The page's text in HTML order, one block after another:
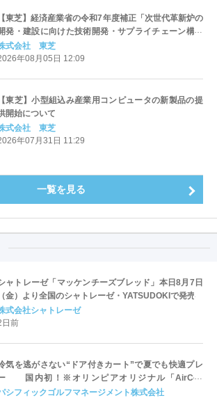
【東芝】経済産業省の令和7年度補正「次世代革新炉の
発・建設に向けた技術開発・サプライチェーン構築
援事業」に採択
式会社 東芝
年08月05日 12:09
【東芝】小型組込み産業用コンピュータの新製品の提
開始について
式会社 東芝
年07月31日 11:29
一覧を見る
ャトレーゼ「マッケンチーズブレッド」本日8月7日
（金）より全国のシャトレーゼ・YATSUDOKIで発売
式会社シャトレーゼ
日前
気を逃がさない“ドア付きカート”で夏でも快適プレ
国内初！※オリンピアオリジナル「AirCon
（エアコンカート）」導入 | ＰＧＭ
シフィックゴルフマネージメント株式会社